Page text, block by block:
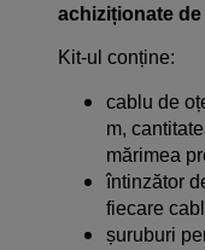
achiziționate
Kit-ul conține:
cablu de
m,
mărimea
întinzător
fiecare
șuruburi